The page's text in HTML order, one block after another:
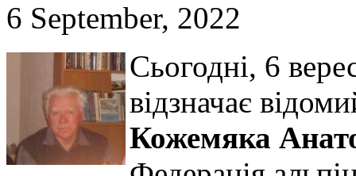
6 September, 2022
Сьогодні, 6
відзначає
Кожемяка